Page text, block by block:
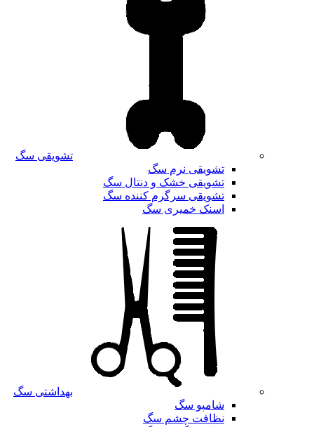
تشویقی سگ
تشویقی نرم سگ
تشویقی خشک و دنتال سگ
تشویقی سرگرم کننده سگ
اسنک خمیری سگ
بهداشتی سگ
شامپو سگ
نظافت چشم سگ